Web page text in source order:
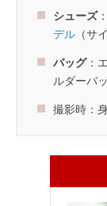
シューズ：
デル （サ
バッグ：
ルダーバ
撮影時：